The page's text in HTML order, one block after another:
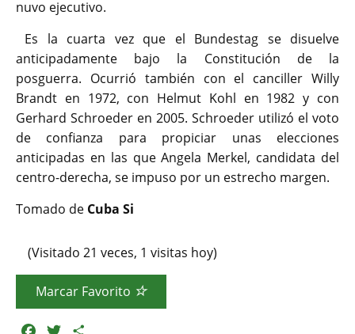
nuvo ejecutivo.
Es la cuarta vez que el Bundestag se disuelve
anticipadamente bajo la Constitución de la
posguerra. Ocurrió también con el canciller Willy
Brandt en 1972, con Helmut Kohl en 1982 y con
Gerhard Schroeder en 2005. Schroeder utilizó el voto
de confianza para propiciar unas elecciones
anticipadas en las que Angela Merkel, candidata del
centro-derecha, se impuso por un estrecho margen.
Tomado de Cuba Si
(Visitado 21 veces, 1 visitas hoy)
Marcar Favorito